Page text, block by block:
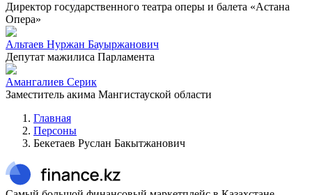
Директор государственного театра оперы и балета «Астана
Опера»
Альтаев Нуржан Бауыржанович
Депутат мажилиса Парламента
Амангалиев Серик
Заместитель акима Мангистауской области
Главная
Персоны
Бекетаев Руслан Бакытжанович